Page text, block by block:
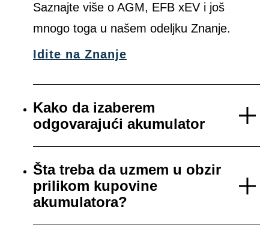
Saznajte više o AGM, EFB xEV i još
mnogo toga u našem odeljku Znanje.
Idite na Znanje
Kako da izaberem
odgovarajući akumulator
Šta treba da uzmem u obzir
prilikom kupovine
akumulatora?